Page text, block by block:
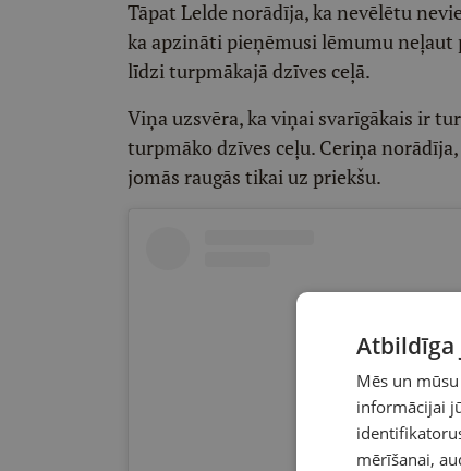
Tāpat Lelde norādīja, ka nevēlētu
ka apzināti pieņēmusi lēmumu
līdzi turpmākajā dzīves ceļā.
Viņa uzsvēra, ka viņai svarīgākais ir
turpmāko dzīves ceļu. Ceriņa
jomās raugās tikai uz priekšu.
Atbildīga
Mēs un
informācijai
mērīšanai,